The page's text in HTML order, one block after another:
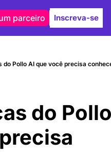
parceiro Inscreva-se
Pollo AI que você precisa
do